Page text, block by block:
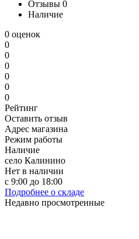
Отзывы 0
Наличие
0 оценок
0
0
0
0
0
0
Рейтинг
Оставить отзыв
Адрес магазина
Режим работы
Наличие
село Калинино
Нет в наличии
с 9:00 до 18:00
Подробнее о складе
Недавно просмотренные